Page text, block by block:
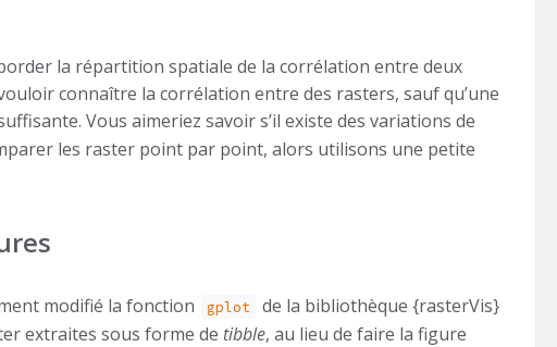
la répartition spatiale de la corrélation entre deux
connaître la corrélation entre des rasters, sauf qu’une
Vous aimeriez savoir s’il existe des variations de
les raster point par point, alors utilisons une petite
modifié la fonction gplot
de la bibliothèque {rasterVis}
extraites sous forme de tibble, au lieu de faire la figure